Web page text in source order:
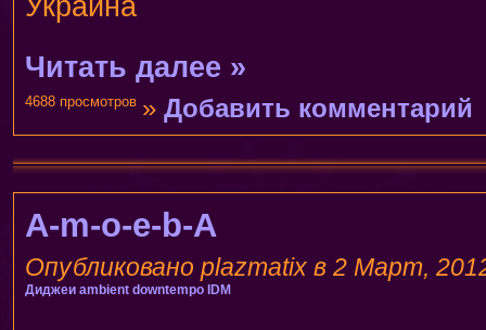
Украина
Читать далее »
»Добавить комментарий
4688 просмотров
A-m-o-e-b-A
Опубликовано plazmatix в 2 Март,
Диджеи ambient downtempo IDM